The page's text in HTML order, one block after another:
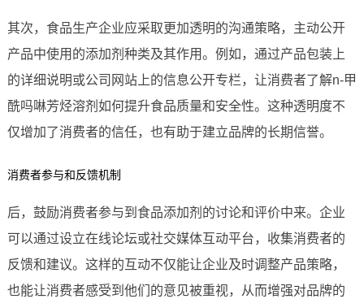
其次，食品生产企业应采取更加透明的沟通策略，主动公开
产品中使用的添加剂种类及其作用。例如，通过产品包装上
的详细说明或公司网站上的信息公开专栏，让消费者了解n-甲
酰吗啉芳烃溶剂如何提升食品质量和安全性。这种透明度不
仅增加了消费者的信任，也有助于建立品牌的长期信誉。
消费者参与和反馈机制
后，鼓励消费者参与到食品添加剂的讨论和评价中来。企业
可以通过设立在线论坛或社交媒体互动平台，收集消费者的
反馈和建议。这样的互动不仅能让企业及时调整产品策略，
也能让消费者感受到他们的意见被重视，从而增强对品牌的